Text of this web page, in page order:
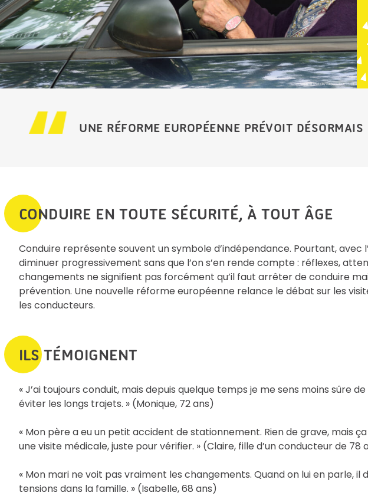
Crédit photo by curtoicurto in Istock
UNE RÉFORME EUROPÉENNE PRÉVOIT
CONDUIRE EN TOUTE SÉCURITÉ, À TOUT ÂGE
Conduire représente souvent un symbole d’indépendance. Pourtant, avec
diminuer progressivement sans que l’on s’en rende compte : réflexes,
changements ne signifient pas forcément qu’il faut arrêter de conduire
prévention. Une nouvelle réforme européenne relance le débat sur les
les conducteurs.
ILS TÉMOIGNENT
« J’ai toujours conduit, mais depuis quelque temps je me sens moins sûre
éviter les longs trajets. » (Monique, 72 ans)
« Mon père a eu un petit accident de stationnement. Rien de grave, mais
une visite médicale, juste pour vérifier. » (Claire, fille d’un conducteur de 78
« Mon mari ne voit pas vraiment les changements. Quand on lui en parle, il
tensions dans la famille. » (Isabelle, 68 ans)